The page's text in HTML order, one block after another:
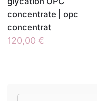
concentrate | opc
concentrat
120,00 €